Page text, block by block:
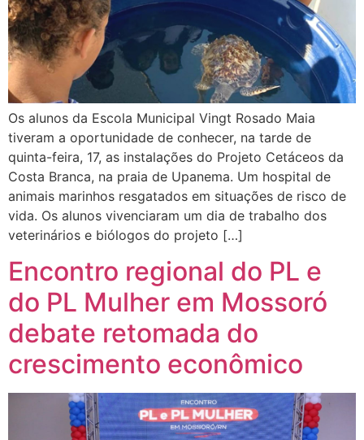
Os alunos da Escola Municipal Vingt Rosado Maia
tiveram a oportunidade de conhecer, na tarde de
quinta-feira, 17, as instalações do Projeto Cetáceos da
Costa Branca, na praia de Upanema. Um hospital de
animais marinhos resgatados em situações de risco de
vida. Os alunos vivenciaram um dia de trabalho dos
veterinários e biólogos do projeto […]
Encontro regional do PL e
do PL Mulher em Mossoró
debate retomada do
crescimento econômico